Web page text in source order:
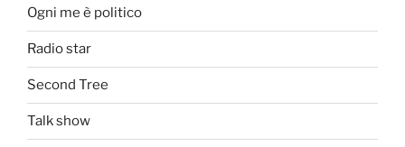
Ogni me è politico
Radio star
Second Tree
Talk show